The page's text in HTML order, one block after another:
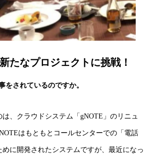
たなプロジェクトに挑戦！
をされているのですか。
、クラウドシステム「gNOTE」のリニュ
はもともとコールセンターでの「電話
に開発されたシステムですが、最近になっ